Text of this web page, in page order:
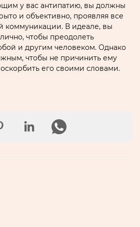
у вас антипатию, вы должны
и объективно, проявляя все
коммуникации. В идеале, вы
чтобы преодолеть
и другим человеком. Однако
чтобы не причинить ему
его своими словами.